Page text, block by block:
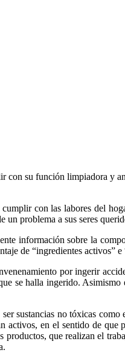
su función limpiadora y
con las labores del
un problema a sus seres
información sobre la
de “ingredientes activos”
por ingerir
se halla ingerido.
sustancias no tóxicas
activos, en el sentido de
que realizan el